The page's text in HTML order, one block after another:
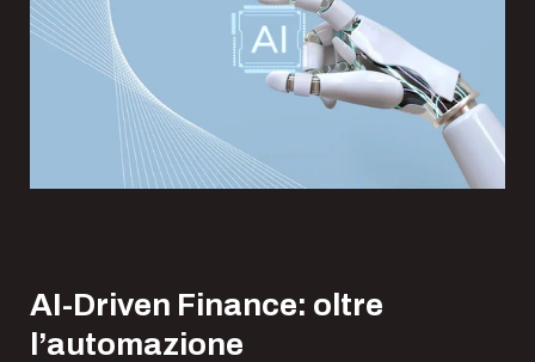
AI-Driven Finance: oltre
l’automazione